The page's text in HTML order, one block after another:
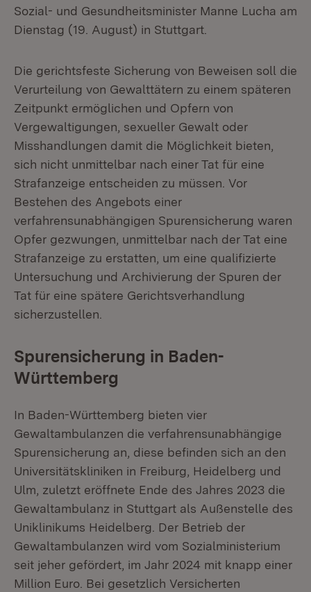
Sozial- und Gesundheitsminister Manne Lucha am
Dienstag (19. August) in Stuttgart.
Die gerichtsfeste Sicherung von Beweisen soll die
Verurteilung von Gewalttätern zu einem späteren
Zeitpunkt ermöglichen und Opfern von
Vergewaltigungen, sexueller Gewalt oder
Misshandlungen damit die Möglichkeit bieten,
sich nicht unmittelbar nach einer Tat für eine
Strafanzeige entscheiden zu müssen. Vor
Bestehen des Angebots einer
verfahrensunabhängigen Spurensicherung waren
Opfer gezwungen, unmittelbar nach der Tat eine
Strafanzeige zu erstatten, um eine qualifizierte
Untersuchung und Archivierung der Spuren der
Tat für eine spätere Gerichtsverhandlung
sicherzustellen.
Spurensicherung in Baden-
Württemberg
In Baden-Württemberg bieten vier
Gewaltambulanzen die verfahrensunabhängige
Spurensicherung an, diese befinden sich an den
Universitätskliniken in Freiburg, Heidelberg und
Ulm, zuletzt eröffnete Ende des Jahres 2023 die
Gewaltambulanz in Stuttgart als Außenstelle des
Uniklinikums Heidelberg. Der Betrieb der
Gewaltambulanzen wird vom Sozialministerium
seit jeher gefördert, im Jahr 2024 mit knapp einer
Million Euro. Bei gesetzlich Versicherten